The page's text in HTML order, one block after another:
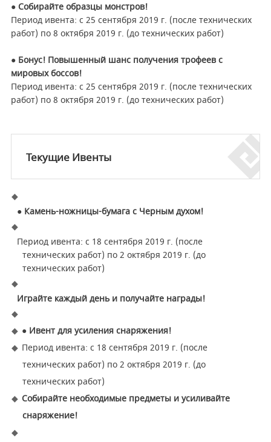
● Собирайте образцы монстров!
Период ивента: с 25 сентября 2019 г. (после технических
работ) по 8 октября 2019 г. (до технических работ)
● Бонус! Повышенный шанс получения трофеев с
мировых боссов!
Период ивента: с 25 сентября 2019 г. (после технических
работ) по 8 октября 2019 г. (до технических работ)
Текущие Ивенты
● Камень-ножницы-бумага с Черным духом!
Период ивента: с 18 сентября 2019 г. (после
технических работ) по 2 октября 2019 г. (до
технических работ)
Играйте каждый день и получайте награды!
● Ивент для усиления снаряжения!
Период ивента: с 18 сентября 2019 г. (после
технических работ) по 2 октября 2019 г. (до
технических работ)
Собирайте необходимые предметы и усиливайте
снаряжение!